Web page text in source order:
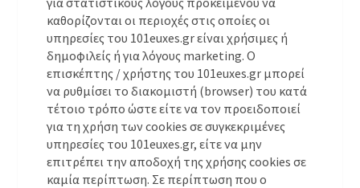
καθορίζονται οι περιοχές στις οποίες οι
υπηρεσίες του 101euxes.gr είναι χρήσιμες ή
δημοφιλείς ή για λόγους marketing. Ο
επισκέπτης / χρήστης του 101euxes.gr μπορεί
να ρυθμίσει το διακομιστή (browser) του κατά
τέτοιο τρόπο ώστε είτε να τον προειδοποιεί
για τη χρήση των cookies σε συγκεκριμένες
υπηρεσίες του 101euxes.gr, είτε να μην
επιτρέπει την αποδοχή της χρήσης cookies σε
καμία περίπτωση. Σε περίπτωση που ο